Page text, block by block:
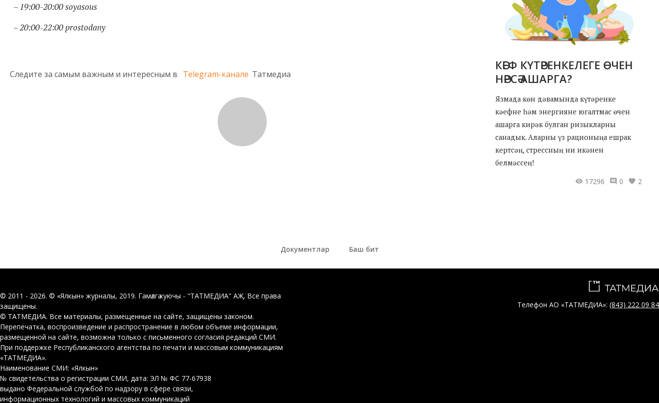
– 19:00-20:00 soyasous
– 20:00-22:00 prostodany
Следите за самым важным и интересным в Telegram-канале Татмедиа
КӘЕФ КҮТӘРЕНКЕЛЕГЕ ӨЧЕН
НӘРСӘ АШАРГА?
Язмада көн дәвамында күтәренке
кәефне һәм энергияне югалтмас өчен
ашарга кирәк булган ризыкларны
санадык. Аларны үз рационыңа ешрак
кертсәң, стрессның ни икәнен
белмәссең!
17296
0 2
Документлар Баш бит
© 2011 - 2026. © «Ялкын» журналы, 2019. Гамәлгә куючы - "ТАТМЕДИА" АҖ. Все права
защищены.
© ТАТМЕДИА. Все материалы, размещенные на сайте, защищены законом.
Перепечатка, воспроизведение и распространение в любом объеме информации,
размещенной на сайте, возможна только с письменного согласия редакций СМИ.
При поддержке Республиканского агентства по печати и массовым коммуникациям
«ТАТМЕДИА».
Наименование СМИ: «Ялкын»
№ свидетельства о регистрации СМИ, дата: ЭЛ № ФС 77-67938
выдано Федеральной службой по надзору в сфере связи,
информационных технологий и массовых коммуникаций
Телефон АО «ТАТМЕДИА»: (843) 222 09 84